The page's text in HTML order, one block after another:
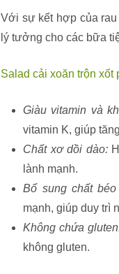
Với sự kết hợp của
lý tưởng cho các bữa
Salad cải xoăn trộn xốt
Giàu vitamin và
vitamin K, giúp
Chất xơ dồi dào:
lành mạnh.
Bổ sung chất béo
mạnh, giúp duy trì
Không chứa
không gluten.